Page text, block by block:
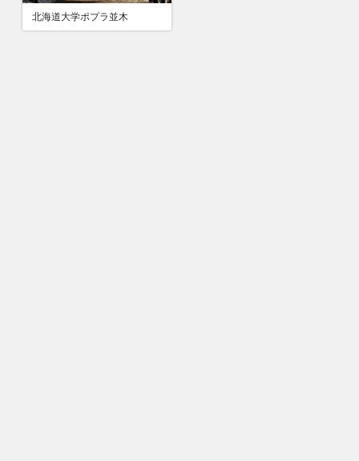
北海道大学ポプラ並木